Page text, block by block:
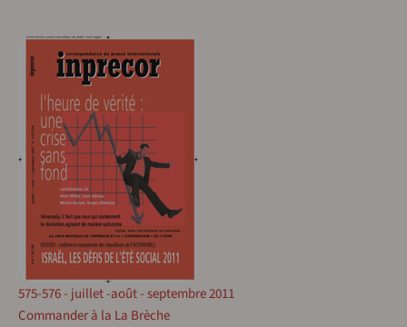
575-576 - juillet -août - septembre 2011
Commander à la La Brèche